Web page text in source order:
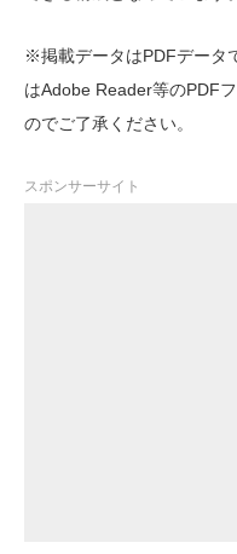
※掲載データはPDFデータ
はAdobe Reader等のPDF
のでご了承ください。
スポンサーサイト